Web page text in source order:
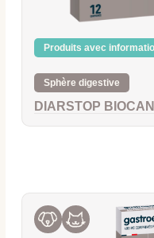
Produits avec
Sphère digestive
DIARSTOP